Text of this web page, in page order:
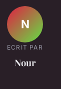
N
ECRIT PAR
Nour